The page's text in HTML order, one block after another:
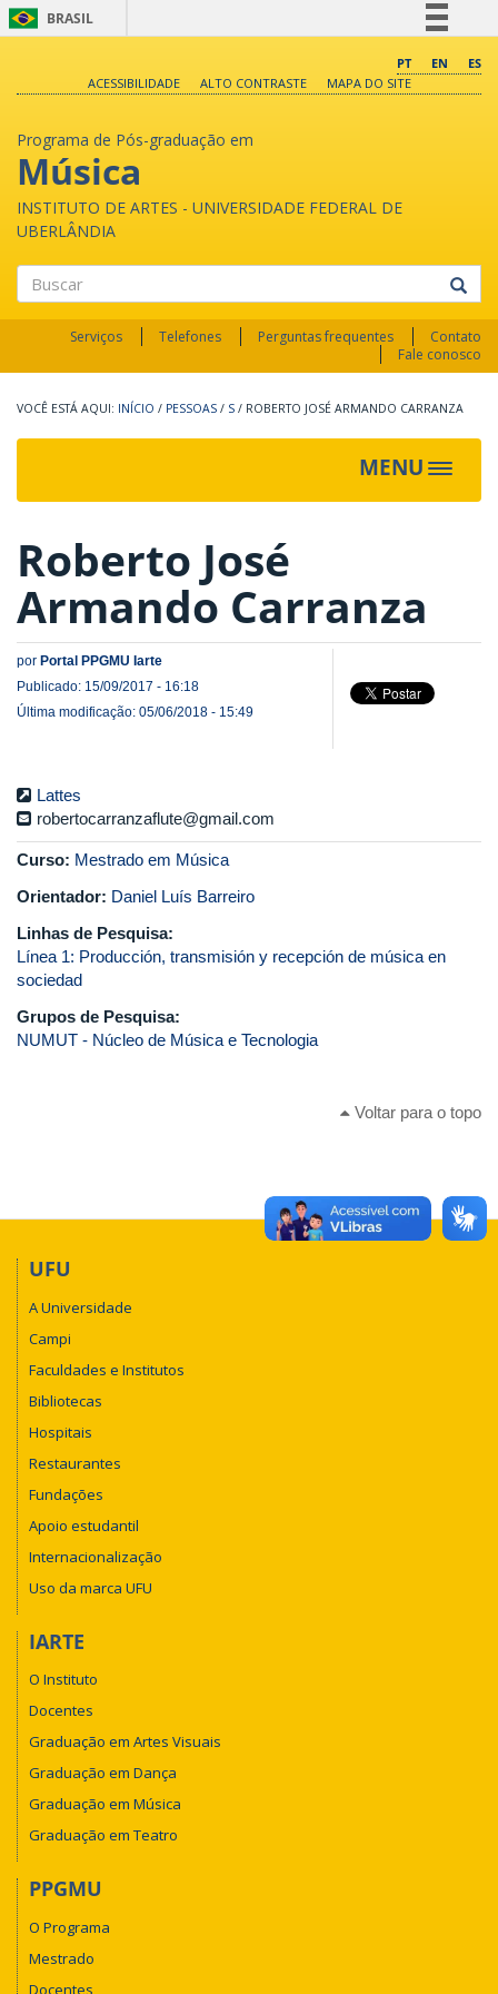
BRASIL
Comunica BR
PT EN
ES
ACESSIBILIDADE
ALTO CONTRASTE MAPA DO SITE
Programa de Pós-graduação em
Música
INSTITUTO DE ARTES - UNIVERSIDADE FEDERAL DE
UBERLÂNDIA
Buscar
Serviços Telefones Perguntas frequentes
Contato
Fale conosco
INÍCIO / PESSOAS / S / ROBERTO JOSÉ ARMANDO CARRANZA
MENU
Toggle
Roberto José
Armando Carranza
por Portal PPGMU Iarte
Publicado: 15/09/2017 - 16:18
Última modificação: 05/06/2018 - 15:49
Lattes
robertocarranzaflute@gmail.com
Curso: Mestrado em Música
Orientador: Daniel Luís Barreiro
Linhas de Pesquisa:
Línea 1: Producción, transmisión y recepción de música en
sociedad
Grupos de Pesquisa:
NUMUT - Núcleo de Música e Tecnologia
Voltar para o topo
UFU
A Universidade
Campi
Faculdades e Institutos
Bibliotecas
Hospitais
Restaurantes
Fundações
Apoio estudantil
Internacionalização
Uso da marca UFU
IARTE
O Instituto
Docentes
Graduação em Artes Visuais
Graduação em Dança
Graduação em Música
Graduação em Teatro
PPGMU
O Programa
Mestrado
Docentes